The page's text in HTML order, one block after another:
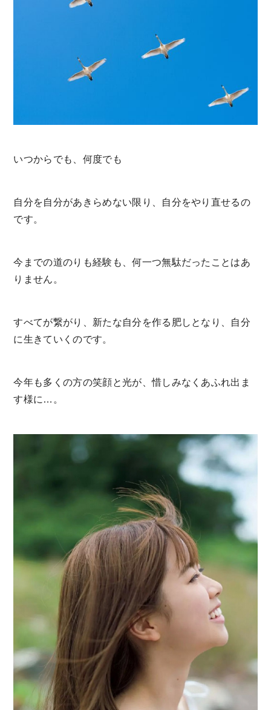
いつからでも、何度でも
自分を自分があきらめない限り、自分をやり直せるの
です。
今までの道のりも経験も、何一つ無駄だったことはあ
りません。
すべてが繋がり、新たな自分を作る肥しとなり、自分
に生きていくのです。
今年も多くの方の笑顔と光が、惜しみなくあふれ出ま
す様に…。